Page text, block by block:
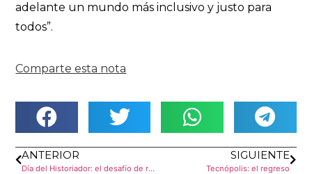
adelante un mundo más inclusivo y justo para
todos”.
Comparte esta nota
ANTERIOR
Día del Historiador: el desafío de reescribir el pasado
SIGUIENTE
Tecnópolis: el regreso